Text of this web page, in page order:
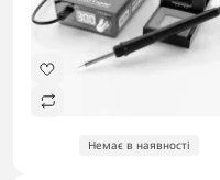
Немає в наявності